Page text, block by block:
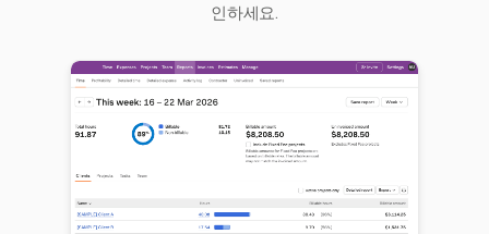
인하세요.